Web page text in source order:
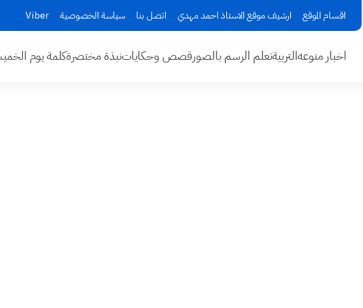
اقسام الموقع ارشيف موقع الاستاذ احمد مهدي اتصل بنا سياسة الخصوصية Viber
اخبار منوعهالتربيةتعلم الرسم بالصورقصص وحكاياتنبذة مختصرةكلمة يوم